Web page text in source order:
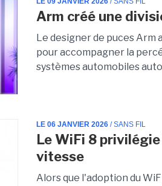
Arm créé une
Le designer de puces Arm
pour accompagner la
systèmes automobiles
LE 06 JANVIER 2026 / SANS FIL
Le WiFi 8
vitesse
Alors que l'adoption du